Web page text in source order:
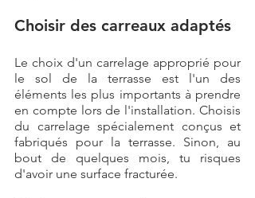
Choisir des carreaux adaptés
Le choix d'un carrelage approprié pour
le sol de la terrasse est l'un des
éléments les plus importants à prendre
en compte lors de l'installation. Choisis
du carrelage spécialement conçus et
fabriqués pour la terrasse. Sinon, au
bout de quelques mois, tu risques
d'avoir une surface fracturée.